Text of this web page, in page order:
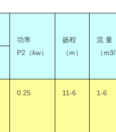
功率
P2 （kw）
扬程
（m）
流 量
（m3
0.25 11-6 1-6